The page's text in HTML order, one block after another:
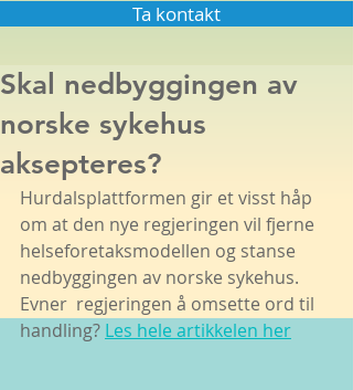
Ta kontakt
Skal nedbyggingen av
norske sykehus
aksepteres?
Hurdalsplattformen gir et visst håp
om at den nye regjeringen vil fjerne
helseforetaksmodellen og stanse
nedbyggingen av norske sykehus.
Evner  regjeringen å omsette ord til
handling? Les hele artikkelen her